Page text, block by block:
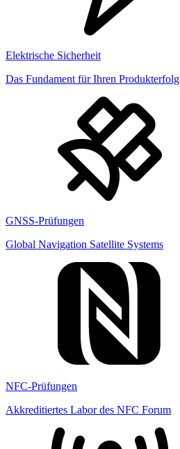
Elektrische Sicherheit
Das Fundament für Ihren Produkterfolg
GNSS-Prüfungen
Global Navigation Satellite Systems
NFC-Prüfungen
Akkreditiertes Labor des NFC Forum